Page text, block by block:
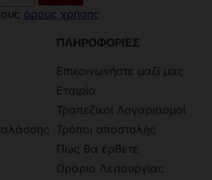
όρους χρήσης
ΠΛΗΡΟΦΟΡΙΕΣ
Επικοινωνήστε μαζί μας
Εταιρία
Τραπεζικοί Λογαριασμοί
Τρόποι αποστολής
Πως θα έρθετε
Ωράριο Λειτουργίας